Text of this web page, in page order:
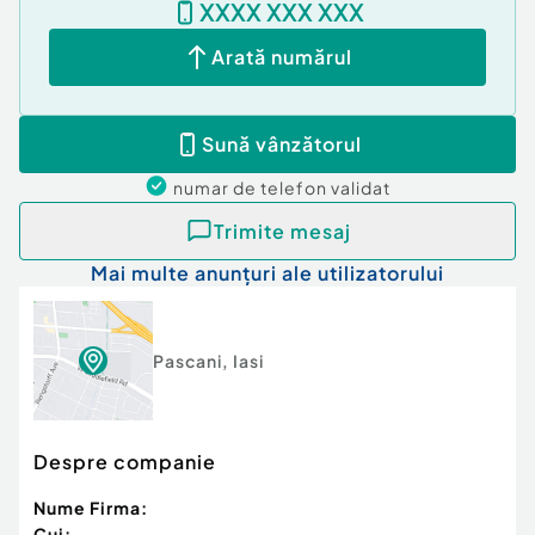
detalii complete.
Tip imobil:Bloc de apartamente
Comision cumpărător:0%
XXXX XXX XXX
Arată numărul
Sună vânzătorul
numar de telefon validat
Trimite mesaj
Mai multe anunțuri ale utilizatorului
Pascani, Iasi
Despre companie
Nume Firma: